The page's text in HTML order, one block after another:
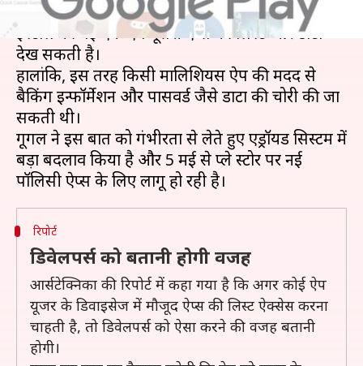
ज्यादातर एंड्रॉयड यूजर्स यह बात नहीं जानते कि फोन में
इंस्टॉल की गई एक ऐप दूसरी ऐप्स की लिस्ट और डाटा
देख सकती है।
हालांकि, इस तरह किसी मालिशियस ऐप की मदद से
बैकिंग इन्फॉर्मेशन और पासवर्ड जैसे डाटा की चोरी की जा
सकती थी।
गूगल ने इस बात को गंभीरता से लेते हुए एंड्रॉयड सिस्टम में
बड़ा बदलाव किया है और 5 मई से प्ले स्टोर पर नई
रिपोर्ट
डिवेलपर्स को बतानी होगी वजह
आर्सटेक्निका की रिपोर्ट में कहा गया है कि अगर कोई ऐप
यूजर के डिवाइसेज में मौजूद ऐप्स की लिस्ट ऐक्सेस करना
चाहती है, तो डिवेलपर्स को ऐसा करने की वजह बतानी
होगी।